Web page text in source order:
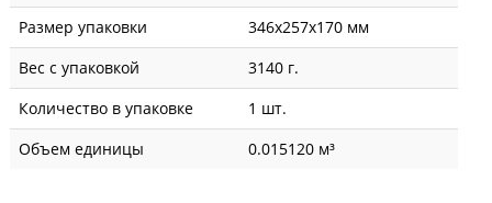
Размер упаковки
346x257x170 мм
Вес с упаковкой
3140 г.
Количество в упаковке
1 шт.
Объем единицы
0.015120 м³